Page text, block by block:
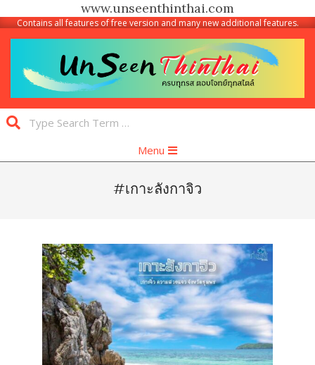
www.unseenthinthai.com
SkipContains all features of free version and many new additional features.
Unseen
Thinthai
Navigation
Menu
#เกาะลังกาจิว